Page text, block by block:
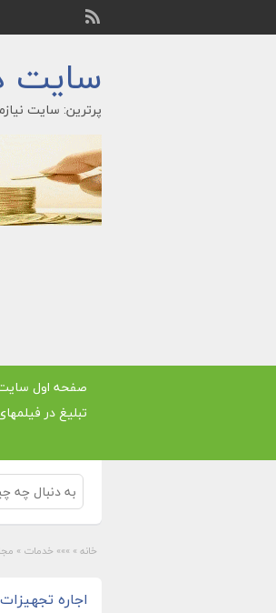
سایت
پرترین: سایت
صفحه اول
تبلیغ در
خانه » »»» خدمات »
اجاره